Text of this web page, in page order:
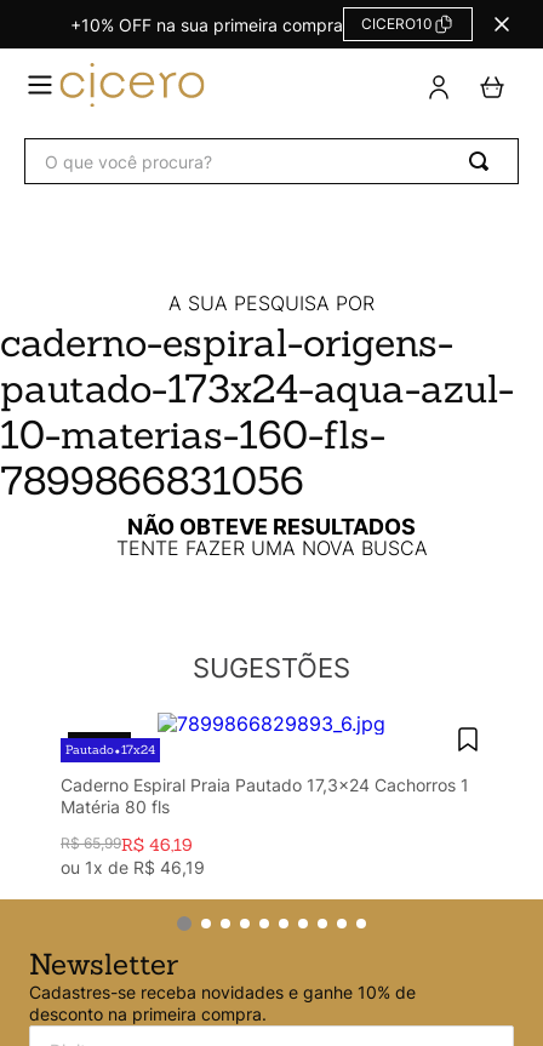
+10% OFF na sua primeira compra CICERO10
A SUA PESQUISA POR
caderno-espiral-origens-
pautado-173x24-aqua-azul-
10-materias-160-fls-
7899866831056
NÃO OBTEVE RESULTADOS
TENTE FAZER UMA NOVA BUSCA
SUGESTÕES
30%OFF
Pautado•17x24
Caderno Espiral Praia Pautado 17,3x24 Cachorros 1
Matéria 80 fls
R$ 65,99R$ 46,19
ou 1x de R$ 46,19
Newsletter
Cadastres-se receba novidades e ganhe 10% de
desconto na primeira compra.
TERMOS
MAIS
Agendas Calendários
5º Planner
Planner Permanente
7 Trancoso
8ºMelissa
Caderneta